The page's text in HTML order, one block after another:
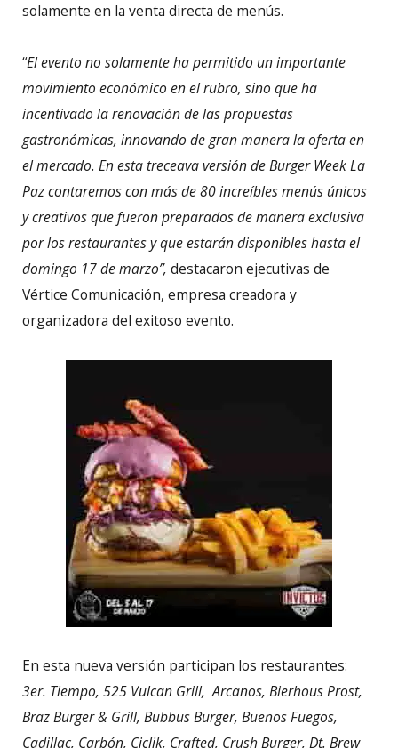
solamente en la venta directa de menús.
“El evento no solamente ha permitido un importante
movimiento económico en el rubro, sino que ha
incentivado la renovación de las propuestas
gastronómicas, innovando de gran manera la oferta en
el mercado. En esta treceava versión de Burger Week La
Paz contaremos con más de 80 increíbles menús únicos
y creativos que fueron preparados de manera exclusiva
por los restaurantes y que estarán disponibles hasta el
domingo 17 de marzo”, destacaron ejecutivas de
Vértice Comunicación, empresa creadora y
organizadora del exitoso evento.
En esta nueva versión participan los restaurantes:
3er. Tiempo, 525 Vulcan Grill, Arcanos, Bierhous Prost,
Braz Burger & Grill, Bubbus Burger, Buenos Fuegos,
Cadillac, Carbón, Ciclik, Crafted, Crush Burger, Dt. Brew